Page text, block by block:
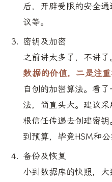
后，开辟受限的安全
议等。
密钥及加密
之前讲太多了，不讲了
数据的价值，二是注
自创的加密算法。看
法，简直头大。建议
根信任传递去创建密
到预算，毕竟HSM和公
备份及恢复
小到数据库的快照，